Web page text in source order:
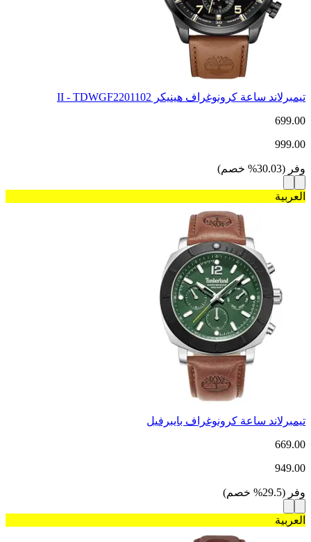
تيمبرلاند ساعة كرونوغراف هينيكر II - TDWGF2201102
699.00
999.00
وفر (
30.03
% خصم)
العربية
تيمبرلاند ساعة كرونوغراف بايبرفيل
669.00
949.00
وفر (
29.5
% خصم)
العربية